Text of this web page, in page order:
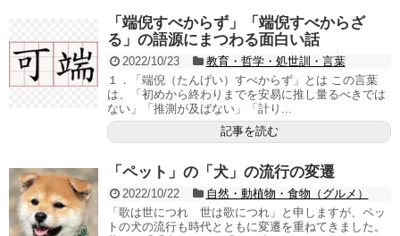
「端倪すべからず」「端倪すべからざ
る」の語源にまつわる面白い話
2022/10/23
教育・哲学・処世訓・言葉
１．「端倪（たんげい）すべからず」とは この言葉
は、「初めから終わりまでを安易に推し量るべきでは
ない」「推測が及ばない」「計り...
記事を読む
「ペット」の「犬」の流行の変遷
2022/10/22
自然・動植物・食物（グルメ）
「歌は世につれ 世は歌につれ」と申しますが、ペッ
トの犬の流行も時代とともに変遷を重ねてきました。